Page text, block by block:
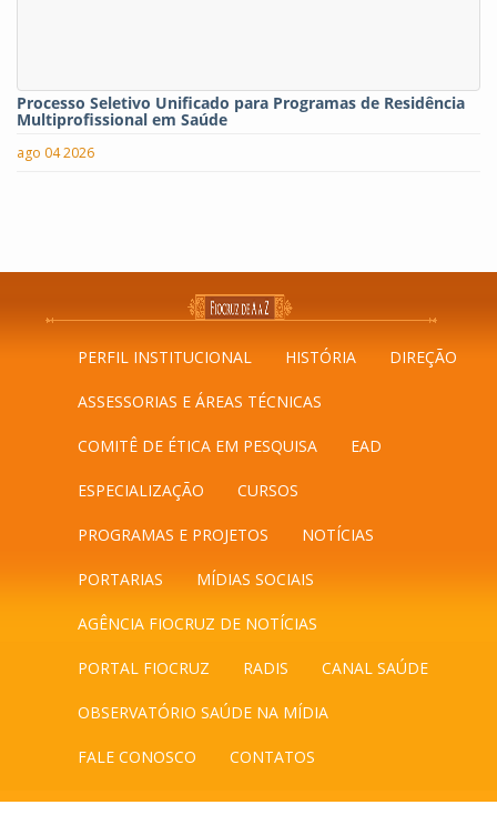
Processo Seletivo Unificado para Programas de Residência
Multiprofissional em Saúde
ago 04 2026
PERFIL INSTITUCIONAL HISTÓRIA DIREÇÃO
ASSESSORIAS E ÁREAS TÉCNICAS
COMITÊ DE ÉTICA EM PESQUISA EAD
ESPECIALIZAÇÃO CURSOS
PROGRAMAS E PROJETOS NOTÍCIAS
PORTARIAS MÍDIAS SOCIAIS
AGÊNCIA FIOCRUZ DE NOTÍCIAS
PORTAL FIOCRUZ RADIS CANAL SAÚDE
OBSERVATÓRIO SAÚDE NA MÍDIA
FALE CONOSCO CONTATOS